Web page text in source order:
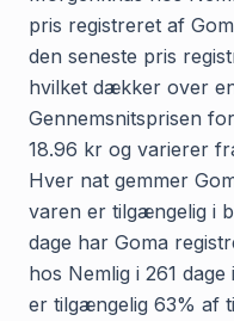
pris registreret af
den seneste pris
hvilket dækker over
Gennemsnitsprisen
18.96 kr og varierer
Hver nat gemmer
varen er tilgængelig i
dage har Goma
hos Nemlig i 261
er tilgængelig 63% af